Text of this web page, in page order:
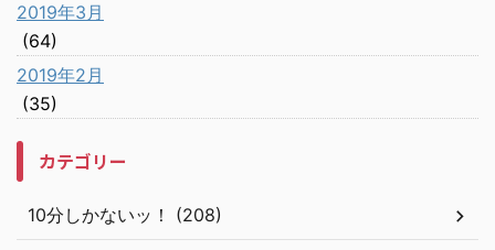
2019年3月
(64)
2019年2月
(35)
カテゴリー
10分しかないッ！ (208)